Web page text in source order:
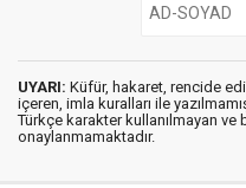
UYARI: Küfür, hakaret, rencide
içeren, imla kuralları ile
Türkçe karakter kullanılmayan ve
onaylanmamaktadır.